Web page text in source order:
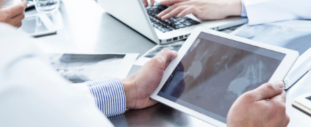
画像レッスン
医師・医学部生専用情報
放射線技師専用情報